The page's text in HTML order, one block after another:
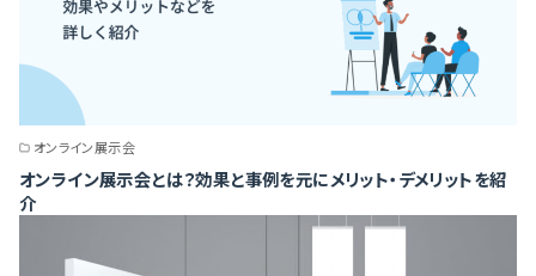
オンライン展示会
オンライン展示会とは？効果と事例を元にメリット・デメリットを紹
介